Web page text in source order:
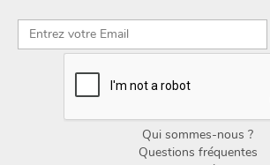
Qui sommes-nous ?
Questions fréquentes